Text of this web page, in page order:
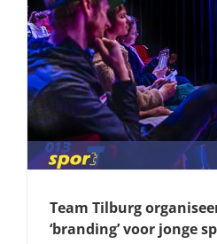
Team Tilburg
‘branding’ voor jonge